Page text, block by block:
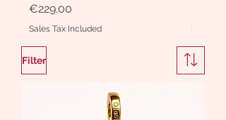
Price
€229.00
Sales Tax Included
Price
Sales
Filter